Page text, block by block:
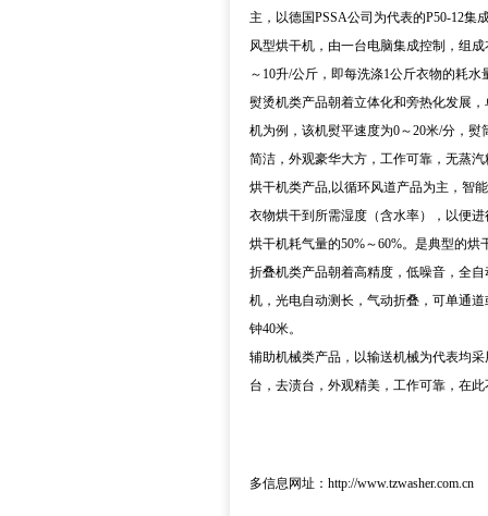
主，以德国PSSA公司为代表的P50-12
风型烘干机，由一台电脑集成控制，组
～10升/公斤，即每洗涤1公斤衣物的耗
熨烫机类产品朝着立体化和旁热化发展
机为例，该机熨平速度为0～20米/分，
简洁，外观豪华大方，工作可靠，无蒸
烘干机类产品,以循环风道产品为主，智
衣物烘干到所需湿度（含水率），以便
烘干机耗气量的50%～60%。是典型的烘
折叠机类产品朝着高精度，低噪音，全
机，光电自动测长，气动折叠，可单通
钟40米。
辅助机械类产品，以输送机械为代表均
台，去渍台，外观精美，工作可靠，在
多信息网址：http://www.tzwasher.com.cn